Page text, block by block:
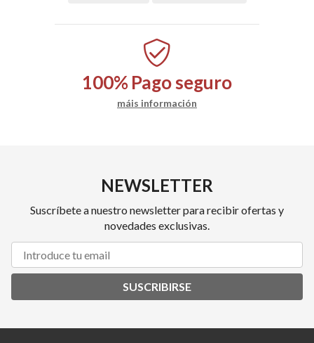
100%Pago seguro
máis información
NEWSLETTER
Suscríbete a nuestro newsletter para recibir ofertas y
novedades exclusivas.
SUSCRIBIRSE